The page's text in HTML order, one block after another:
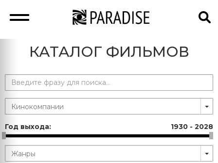
КАТАЛОГ ФИЛЬМОВ
Год выхода: 1930 - 2028